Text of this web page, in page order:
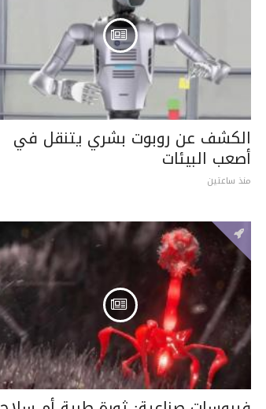
الكشف عن روبوت بشري يتنقل في
أصعب البيئات
منذ ساعتين